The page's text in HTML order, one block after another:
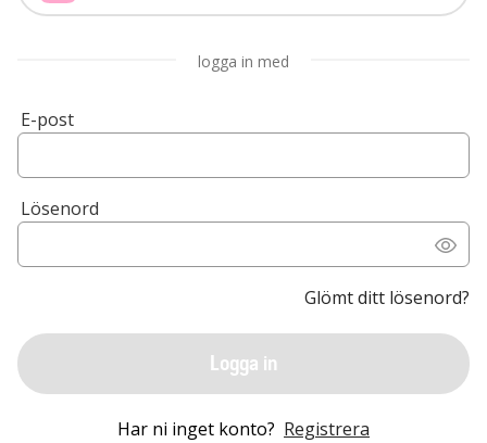
logga in med
E-post
Lösenord
Glömt ditt lösenord?
Logga in
Har ni inget konto? Registrera